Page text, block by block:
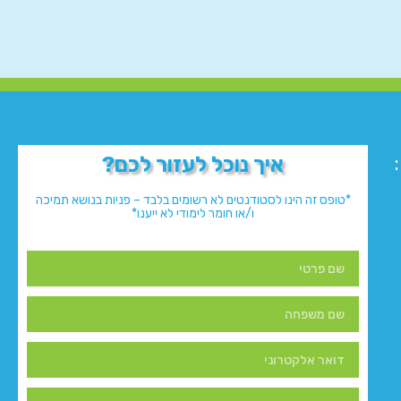
איך נוכל לעזור לכם?
*טופס זה הינו לסטודנטים לא רשומים בלבד – פניות בנושא תמיכה
ו/או חומר לימודי לא ייענו*